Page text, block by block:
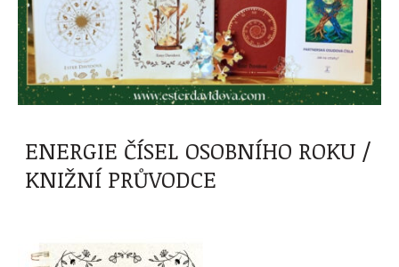
ENERGIE ČÍSEL OSOBNÍHO ROKU /
KNIŽNÍ PRŮVODCE